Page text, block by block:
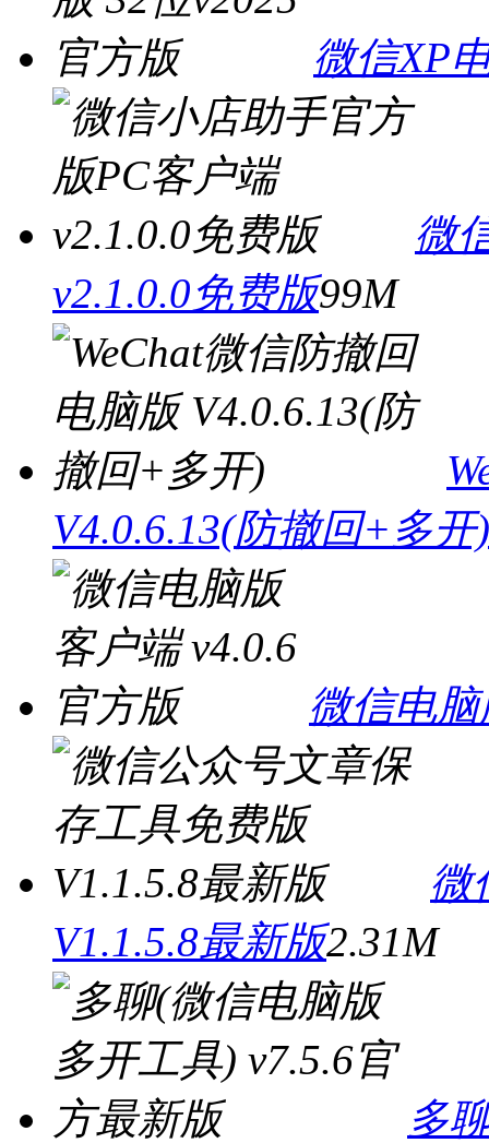
微信XP
微
v2.1.0.0免费版99M
V4.0.6.13(防撤回+多开)
微信电
微
V1.1.5.8最新版2.31M
多